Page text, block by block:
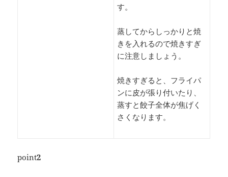
す。
蒸してからしっかりと焼
きを入れるので焼きすぎ
に注意しましょう。
焼きすぎると、フライパ
ンに皮が張り付いたり、
蒸すと餃子全体が焦げく
さくなります。
point2